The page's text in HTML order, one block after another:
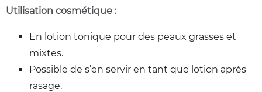
Utilisation cosmétique :
En lotion tonique pour des peaux grasses et
mixtes.
Possible de s’en servir en tant que lotion après
rasage.